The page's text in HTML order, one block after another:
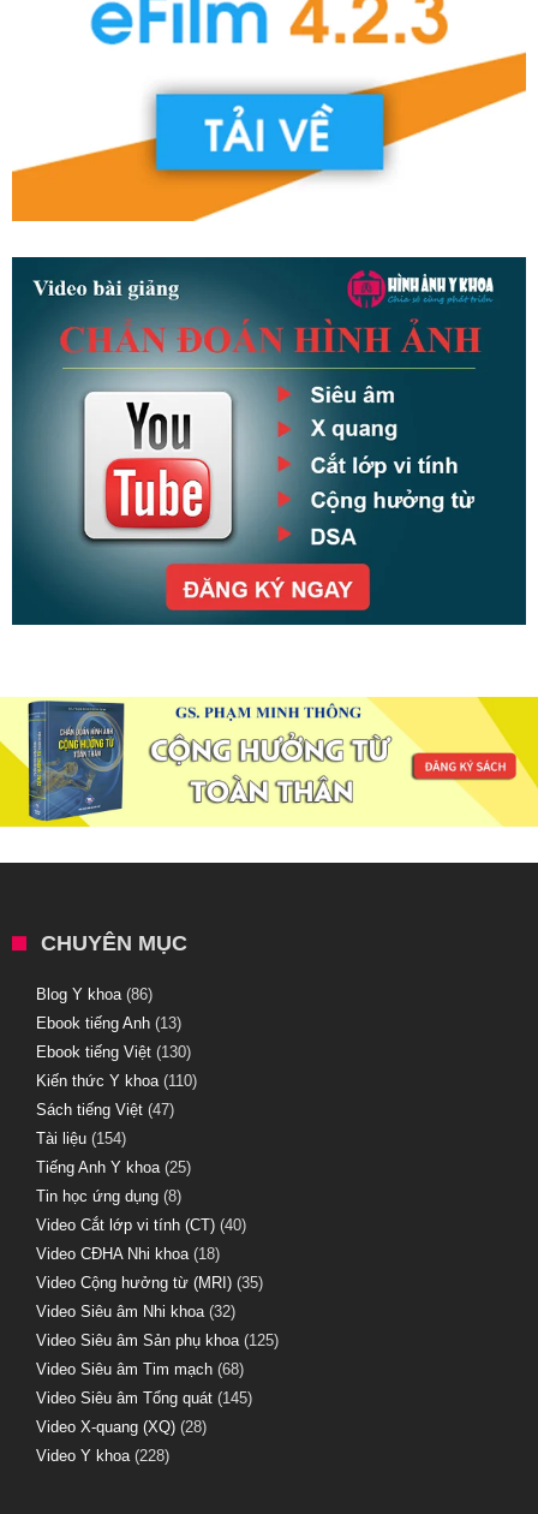
CHUYÊN MỤC
Blog Y khoa(86)
Ebook tiếng Anh (13)
Ebook tiếng Việt (130)
Kiến thức Y khoa(110)
Sách tiếng Việt (47)
Tài liệu (154)
Tiếng Anh Y khoa(25)
Tin học ứng dụng (8)
Video Cắt lớp vi tính (CT) (40)
Video CĐHA Nhi khoa(18)
Video Cộng hưởng từ (MRI) (35)
Video Siêu âm Nhi khoa(32)
Video Siêu âm Sản phụ khoa(125)
Video Siêu âm Tim mạch (68)
Video Siêu âm Tổng quát (145)
Video X-quang (XQ) (28)
Video Y khoa(228)